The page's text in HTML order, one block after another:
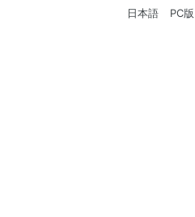
日本語 PC版